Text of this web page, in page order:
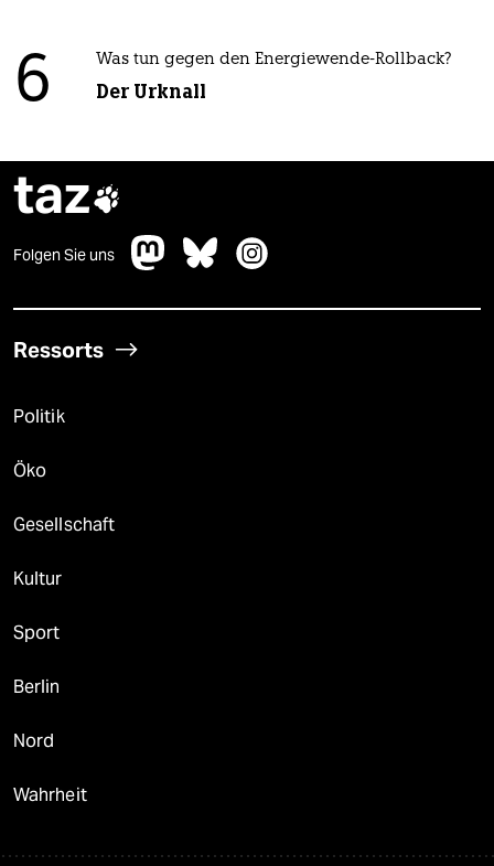
6 Was tun gegen den Energiewende-Rollback?
Der Urknall
taz
Folgen Sie uns
Ressorts
Politik
Öko
Gesellschaft
Kultur
Sport
Berlin
Nord
Wahrheit